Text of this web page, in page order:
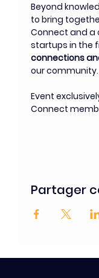
Beyond
to bring
Connect and a
startups in the
connections
our community.
Event
Connect
Partager